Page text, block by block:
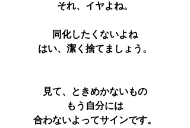
それ、イヤよね。
同化したくないよね
はい、潔く捨てましょう。
見て、ときめかないもの
もう自分には
合わないよってサインです。